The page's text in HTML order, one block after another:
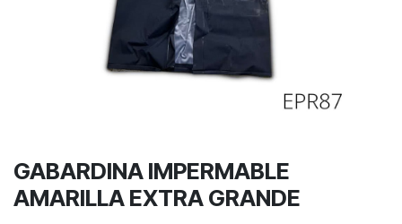
GABARDINA IMPERMABLE
AMARILLA EXTRA GRANDE